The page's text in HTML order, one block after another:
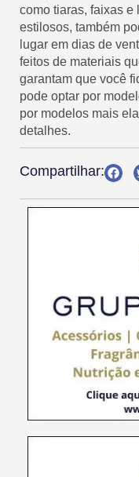
como tiaras, faixas e
estilosos, também
lugar em dias de
feitos de materiais
garantam que você
pode optar por
por modelos mais
detalhes.
Compartilhar: